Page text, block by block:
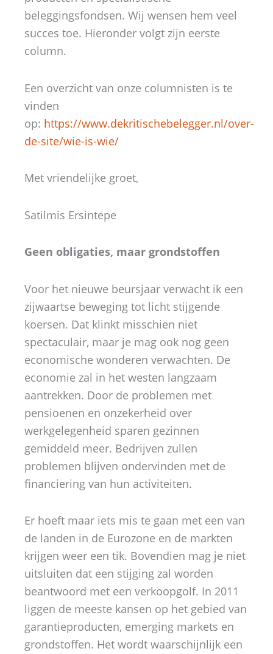
beleggingsfondsen. Wij wensen hem veel
succes toe. Hieronder volgt zijn eerste
column.
Een overzicht van onze columnisten is te
vinden
op: https://www.dekritischebelegger.nl/over-
de-site/wie-is-wie/
Met vriendelijke groet,
Satilmis Ersintepe
Geen obligaties, maar grondstoffen
Voor het nieuwe beursjaar verwacht ik een
zijwaartse beweging tot licht stijgende
koersen. Dat klinkt misschien niet
spectaculair, maar je mag ook nog geen
economische wonderen verwachten. De
economie zal in het westen langzaam
aantrekken. Door de problemen met
pensioenen en onzekerheid over
werkgelegenheid sparen gezinnen
gemiddeld meer. Bedrijven zullen
problemen blijven ondervinden met de
financiering van hun activiteiten.
Er hoeft maar iets mis te gaan met een van
de landen in de Eurozone en de markten
krijgen weer een tik. Bovendien mag je niet
uitsluiten dat een stijging zal worden
beantwoord met een verkoopgolf. In 2011
liggen de meeste kansen op het gebied van
garantieproducten, emerging markets en
grondstoffen. Het wordt waarschijnlijk een